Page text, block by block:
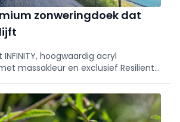
zonweringdoek dat
hoogwaardig acryl
massakleur en exclusief Resilient-
vormstabiliteit. Verkrijgbaar in 4
19 kleuren, geschikt voor diverse